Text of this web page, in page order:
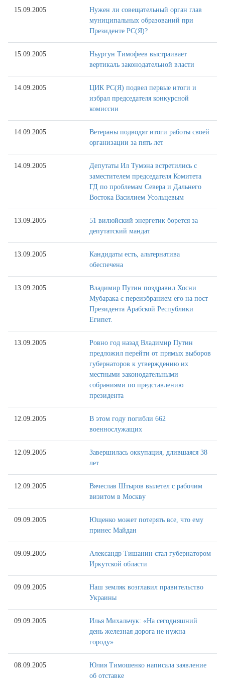
15.09.2005
Нужен ли совещательный орган глав
муниципальных образований при
Президенте РС(Я)?
15.09.2005
Ньургун Тимофеев выстраивает
вертикаль законодательной власти
14.09.2005
ЦИК РС(Я) подвел первые итоги и
избрал председателя конкурсной
комиссии
14.09.2005
Ветераны подводят итоги работы своей
организации за пять лет
14.09.2005
Депутаты Ил Тумэна встретились с
заместителем председателя Комитета
ГД по проблемам Севера и Дальнего
Востока Василием Усольцевым
13.09.2005
51 вилюйский энергетик борется за
депутатский мандат
13.09.2005
Кандидаты есть, альтернатива
обеспечена
13.09.2005
Владимир Путин поздравил Хосни
Мубарака с переизбранием его на пост
Президента Арабской Республики
Египет.
13.09.2005
Ровно год назад Владимир Путин
предложил перейти от прямых выборов
губернаторов к утверждению их
местными законодательными
собраниями по представлению
президента
12.09.2005
В этом году погибли 662
военнослужащих
12.09.2005
Завершилась оккупация, длившаяся 38
лет
12.09.2005
Вячеслав Штыров вылетел с рабочим
визитом в Москву
09.09.2005
Ющенко может потерять все, что ему
принес Майдан
09.09.2005
Александр Тишанин стал губернатором
Иркутской области
09.09.2005
Наш земляк возглавил правительство
Украины
09.09.2005
Илья Михальчук: «На сегодняшний
день железная дорога не нужна
городу»
08.09.2005
Юлия Тимошенко написала заявление
об отставке